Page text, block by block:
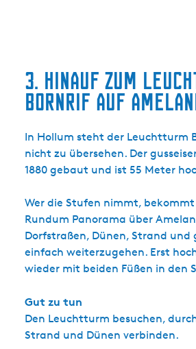
3. Hinauf zum
Bornrif auf
In Hollum steht der Leuchtturm
nicht zu übersehen. Der
1880 gebaut und ist 55 Meter
Wer die Stufen nimmt, bekommt
Rundum Panorama über
Dorfstraßen, Dünen, Strand und
einfach weiterzugehen. Erst
wieder mit beiden Füßen in den
Gut zu tun
Den Leuchtturm besuchen,
Strand und Dünen verbinden.